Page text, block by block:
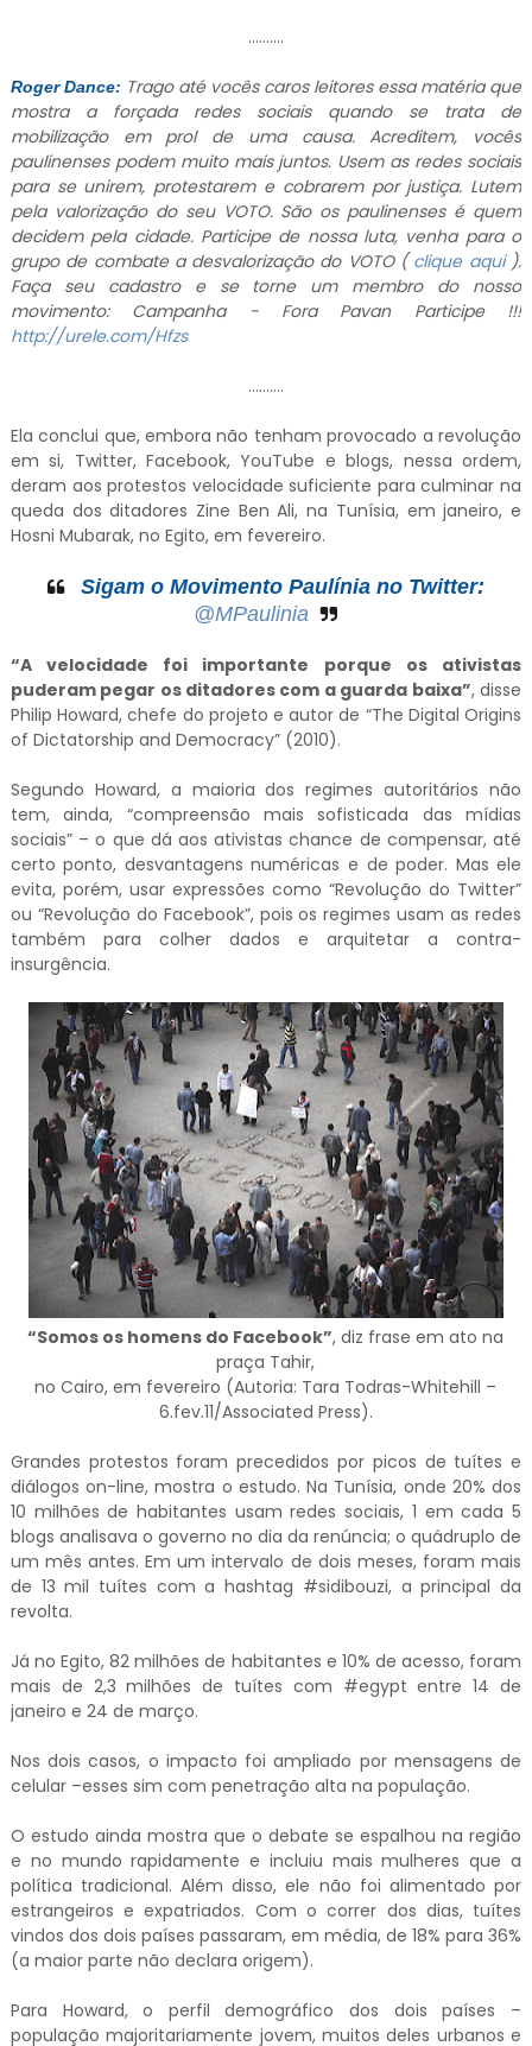
..........
Roger Dance: Trago até vocês caros leitores essa matéria que
mostra a forçada redes sociais quando se trata de
mobilização em prol de uma causa. Acreditem, vocês
paulinenses podem muito mais juntos. Usem as redes sociais
para se unirem, protestarem e cobrarem por justiça. Lutem
pela valorização do seu VOTO. São os paulinenses é quem
decidem pela cidade. Participe de nossa luta, venha para o
grupo de combate a desvalorização do VOTO (clique aqui).
Faça seu cadastro e se torne um membro do nosso
movimento: Campanha - Fora Pavan Participe !!!
http://urele.com/Hfzs
..........
Ela conclui que, embora não tenham provocado a revolução
em si, Twitter, Facebook, YouTube e blogs, nessa ordem,
deram aos protestos velocidade suficiente para culminar na
queda dos ditadores Zine Ben Ali, na Tunísia, em janeiro, e
Hosni Mubarak, no Egito, em fevereiro.
Sigam o Movimento Paulínia no Twitter:
@MPaulinia
“A velocidade foi importante porque os ativistas
puderam pegar os ditadores com a guarda baixa”, disse
Philip Howard, chefe do projeto e autor de “The Digital Origins
of Dictatorship and Democracy” (2010).
Segundo Howard, a maioria dos regimes autoritários não
tem, ainda, “compreensão mais sofisticada das mídias
sociais” – o que dá aos ativistas chance de compensar, até
certo ponto, desvantagens numéricas e de poder. Mas ele
evita, porém, usar expressões como “Revolução do Twitter”
ou “Revolução do Facebook”, pois os regimes usam as redes
também para colher dados e arquitetar a contra-
insurgência.
“Somos os homens do Facebook”, diz frase em ato na
praça Tahir,
no Cairo, em fevereiro (Autoria: Tara Todras-Whitehill –
6.fev.11/Associated Press).
Grandes protestos foram precedidos por picos de tuítes e
diálogos on-line, mostra o estudo. Na Tunísia, onde 20% dos
10 milhões de habitantes usam redes sociais, 1 em cada 5
blogs analisava o governo no dia da renúncia; o quádruplo de
um mês antes. Em um intervalo de dois meses, foram mais
de 13 mil tuítes com a hashtag #sidibouzi, a principal da
revolta.
Já no Egito, 82 milhões de habitantes e 10% de acesso, foram
mais de 2,3 milhões de tuítes com #egypt entre 14 de
janeiro e 24 de março.
Nos dois casos, o impacto foi ampliado por mensagens de
celular –esses sim com penetração alta na população.
O estudo ainda mostra que o debate se espalhou na região
e no mundo rapidamente e incluiu mais mulheres que a
política tradicional. Além disso, ele não foi alimentado por
estrangeiros e expatriados. Com o correr dos dias, tuítes
vindos dos dois países passaram, em média, de 18% para 36%
(a maior parte não declara origem).
Para Howard, o perfil demográfico dos dois países –
população majoritariamente jovem, muitos deles urbanos e